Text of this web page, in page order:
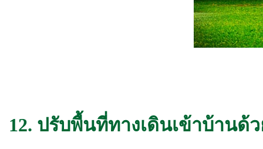
12. ปรับพื้นที่ทางเดินเข้าบ้านด้